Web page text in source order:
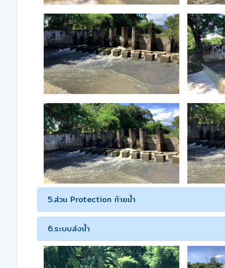
5.ส่วน Protection ท้ายน้ำ
6.ระบบส่งน้ำ